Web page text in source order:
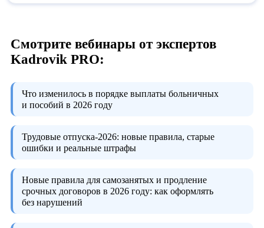
Смотрите вебинары от экспертов
Kadrovik PRO:
Что изменилось в порядке выплаты больничных
и пособий в 2026 году
Трудовые отпуска-2026: новые правила, старые
ошибки и реальные штрафы
Новые правила для самозанятых и продление
срочных договоров в 2026 году: как оформлять
без нарушений